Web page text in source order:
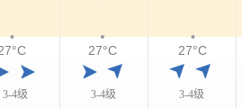
3-4级 3-4级 3-4级
27°C 27°C